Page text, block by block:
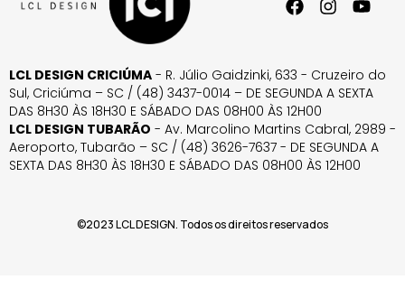
LCL DESIGN CRICIÚMA - R. Júlio Gaidzinki, 633 - Cruzeiro do
Sul, Criciúma – SC / (48) 3437-0014 – DE SEGUNDA A SEXTA
DAS 8H30 ÀS 18H30 E SÁBADO DAS 08H00 ÀS 12H00
LCL DESIGN TUBARÃO - Av. Marcolino Martins Cabral, 2989 -
Aeroporto, Tubarão – SC / (48) 3626-7637 - DE SEGUNDA A
SEXTA DAS 8H30 ÀS 18H30 E SÁBADO DAS 08H00 ÀS 12H00
©2023 LCL DESIGN. Todos os direitos reservados